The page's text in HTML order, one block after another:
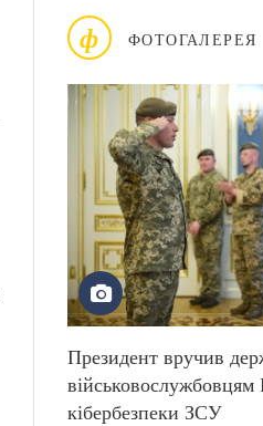
ф ФОТОГАЛЕРЕЯ
Президент вручив
військовослужбовцям
кібербезпеки ЗСУ